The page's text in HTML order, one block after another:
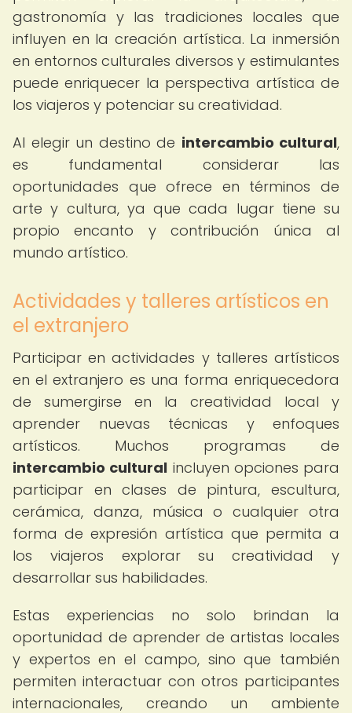
gastronomía y las tradiciones locales que
influyen en la creación artística. La inmersión
en entornos culturales diversos y estimulantes
puede enriquecer la perspectiva artística de
los viajeros y potenciar su creatividad.
Al elegir un destino de intercambio cultural,
es fundamental considerar las
oportunidades que ofrece en términos de
arte y cultura, ya que cada lugar tiene su
propio encanto y contribución única al
mundo artístico.
Actividades y talleres artísticos en
el extranjero
Participar en actividades y talleres artísticos
en el extranjero es una forma enriquecedora
de sumergirse en la creatividad local y
aprender nuevas técnicas y enfoques
artísticos. Muchos programas de
intercambio cultural incluyen opciones para
participar en clases de pintura, escultura,
cerámica, danza, música o cualquier otra
forma de expresión artística que permita a
los viajeros explorar su creatividad y
desarrollar sus habilidades.
Estas experiencias no solo brindan la
oportunidad de aprender de artistas locales
y expertos en el campo, sino que también
permiten interactuar con otros participantes
internacionales, creando un ambiente